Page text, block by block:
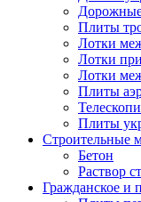
Плиты
Лотки
Лотки
Лотки
Плиты
Плиты
Строительные
Бетон
Раствор
Гражданское и